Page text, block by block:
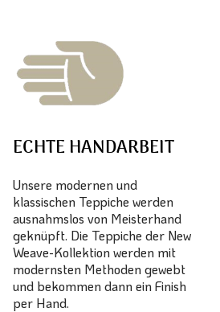
ECHTE HANDARBEIT
Unsere modernen und
klassischen Teppiche werden
ausnahmslos von Meisterhand
geknüpft. Die Teppiche der New
Weave-Kollektion werden mit
modernsten Methoden gewebt
und bekommen dann ein Finish
per Hand.